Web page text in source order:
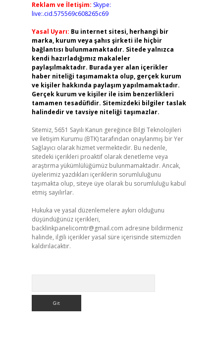
Reklam ve İletişim: Skype:
live:.cid.575569c608265c69
Yasal Uyarı: Bu internet sitesi, herhangi bir
marka, kurum veya şahıs şirketi ile hiçbir
bağlantısı bulunmamaktadır. Sitede yalnızca
kendi hazırladığımız makaleler
paylaşılmaktadır. Burada yer alan içerikler
haber niteliği taşımamakta olup, gerçek kurum
ve kişiler hakkında paylaşım yapılmamaktadır.
Gerçek kurum ve kişiler ile isim benzerlikleri
tamamen tesadüfidir. Sitemizdeki bilgiler taslak
halindedir ve tavsiye niteliği taşımazlar.
Sitemiz, 5651 Sayılı Kanun gereğince Bilgi Teknolojileri
ve İletişim Kurumu (BTK) tarafından onaylanmış bir Yer
Sağlayıcı olarak hizmet vermektedir. Bu nedenle,
sitedeki içerikleri proaktif olarak denetleme veya
araştırma yükümlülüğümüz bulunmamaktadır. Ancak,
üyelerimiz yazdıkları içeriklerin sorumluluğunu
taşımakta olup, siteye üye olarak bu sorumluluğu kabul
etmiş sayılırlar.
Hukuka ve yasal düzenlemelere aykırı olduğunu
düşündüğünüz içerikleri,
backlinkpanelicomtr@gmail.com adresine bildirmeniz
halinde, ilgili içerikler yasal süre içerisinde sitemizden
kaldırılacaktır.